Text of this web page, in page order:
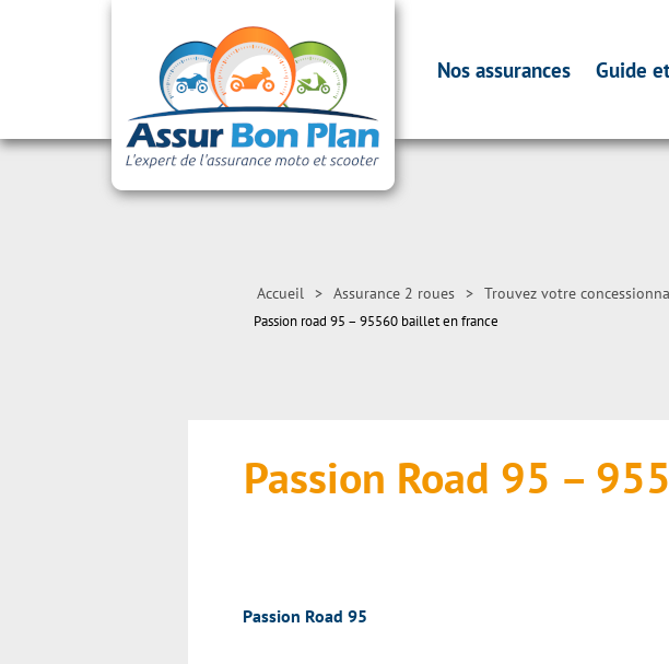
Nos assurances Guide
Accueil > Assurance 2 roues > Trouvez votre
Passion road 95 – 95560 baillet en france
Passion Road 95 –
Passion Road 95